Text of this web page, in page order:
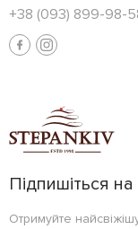
+38 (093) 899-98-
Підпишіться
Отримуйте